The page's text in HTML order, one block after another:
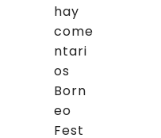
hay
come
ntari
os
Born
eo
Fest